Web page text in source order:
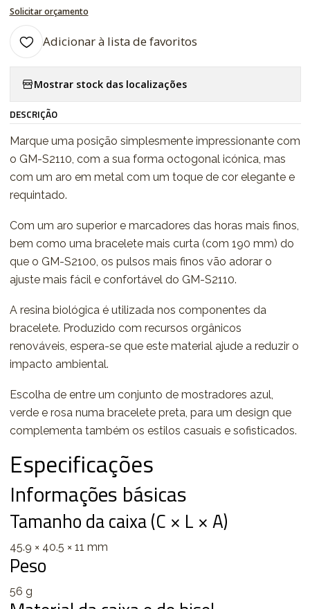
Solicitar orçamento
Adicionar à lista de favoritos
Mostrar stock das localizações
DESCRIÇÃO
Marque uma posição simplesmente impressionante com
o GM-S2110, com a sua forma octogonal icónica, mas
com um aro em metal com um toque de cor elegante e
requintado.
Com um aro superior e marcadores das horas mais finos,
bem como uma bracelete mais curta (com 190 mm) do
que o GM-S2100, os pulsos mais finos vão adorar o
ajuste mais fácil e confortável do GM-S2110.
A resina biológica é utilizada nos componentes da
bracelete. Produzido com recursos orgânicos
renováveis, espera-se que este material ajude a reduzir o
impacto ambiental.
Escolha de entre um conjunto de mostradores azul,
verde e rosa numa bracelete preta, para um design que
complementa também os estilos casuais e sofisticados.
Especificações
Informações básicas
Tamanho da caixa (C × L × A)
45.9 × 40.5 × 11 mm
Peso
56 g